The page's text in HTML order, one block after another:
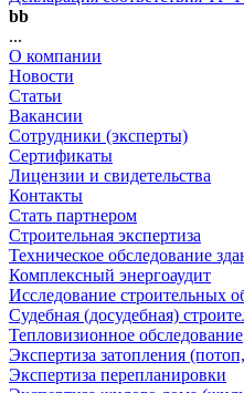
bb
...
О компании
Новости
Статьи
Вакансии
Сотрудники (эксперты)
Сертификаты
Лицензии и свидетельства
Контакты
Стать партнером
Строительная экспертиза
Техническое обследование
Комплексный энергоаудит
Исследование строительных
Судебная (досудебная)
Тепловизионное обследование
Экспертиза затопления
Экспертиза перепланировки